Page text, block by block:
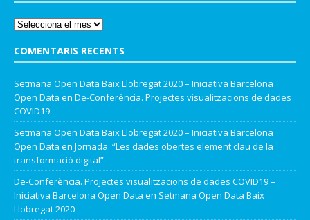
COMENTARIS RECENTS
Setmana Open Data Baix Llobregat 2020 – Iniciativa Barcelona
Open Data en De-Conferència. Projectes visualitzacions de dades
COVID19
Setmana Open Data Baix Llobregat 2020 – Iniciativa Barcelona
Open Data en Jornada. “Les dades obertes element clau de la
transformació digital”
De-Conferència. Projectes visualitzacions de dades COVID19 –
Iniciativa Barcelona Open Data en Setmana Open Data Baix
Llobregat 2020